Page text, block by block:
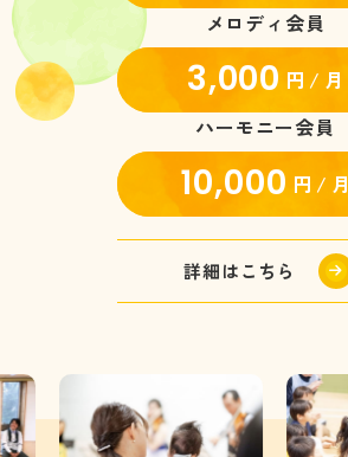
メロディ会員
3,000 円 / 月
ハーモニー会員
10,000 円 / 月
詳細はこちら